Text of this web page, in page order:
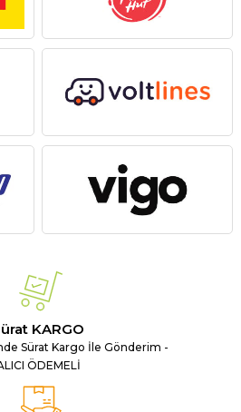
KARGO
Sürat Kargo İle Gönderim -
ÖDEMELİ